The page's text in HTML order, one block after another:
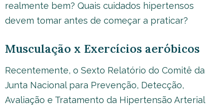
realmente bem? Quais cuidados hipertensos
devem tomar antes de começar a praticar?
Musculação x Exercícios aeróbicos
Recentemente, o Sexto Relatório do Comitê da
Junta Nacional para Prevenção, Detecção,
Avaliação e Tratamento da Hipertensão Arterial